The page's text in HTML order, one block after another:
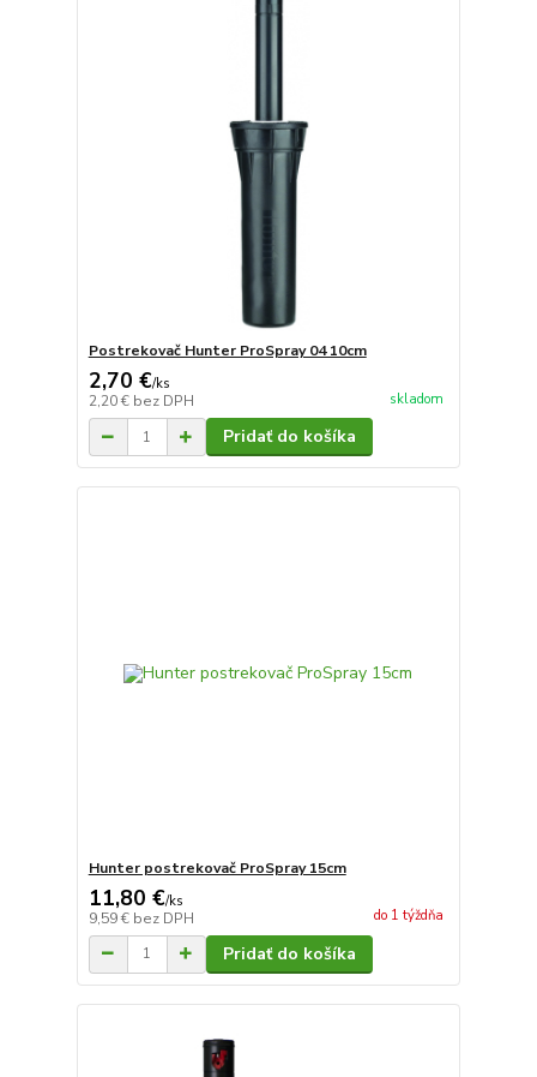
Postrekovač Hunter ProSpray 04 10cm
2,70 €/ks
2,20 € bez DPH skladom
Pridať do košíka
Hunter postrekovač ProSpray 15cm
11,80 €/ks
9,59 € bez DPH do 1 týždňa
Pridať do košíka